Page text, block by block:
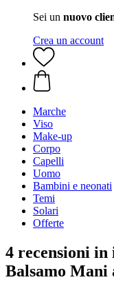
Sei un nuovo
Crea un account
Marche
Viso
Make-up
Corpo
Capelli
Uomo
Bambini e neonati
Temi
Solari
Offerte
4 recensioni
Balsamo Mani